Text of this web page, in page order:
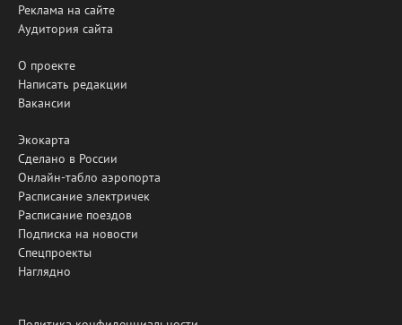
Реклама на сайте
Аудитория сайта
О проекте
Написать редакции
Вакансии
Экокарта
Сделано в России
Онлайн-табло аэропорта
Расписание электричек
Расписание поездов
Подписка на новости
Спецпроекты
Наглядно